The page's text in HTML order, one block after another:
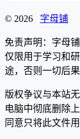
© 2026 字母铺
免责声明：字母
仅限用于学习和
途，否则一切后
版权争议与本站
电脑中彻底删除
同意只将此文件